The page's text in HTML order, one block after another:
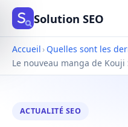
Solution SEO
Accueil › Quelles sont les
Le nouveau manga de
ACTUALITÉ SEO